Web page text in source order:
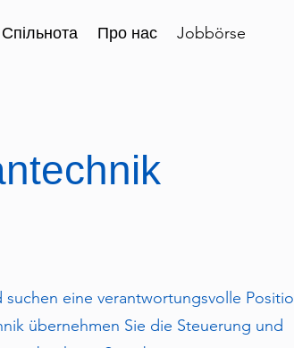
Спільнота Про нас Jobbörse
eine verantwortungsvolle
übernehmen Sie die Steuerung und